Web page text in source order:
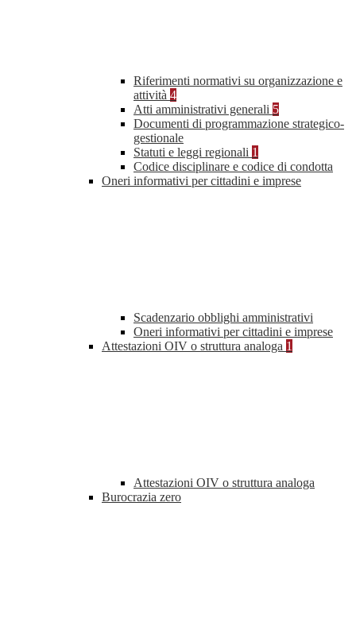
Riferimenti normativi su organizzazione e
attività 4
Atti amministrativi generali 5
Documenti di programmazione strategico-
gestionale
Statuti e leggi regionali 1
Codice disciplinare e codice di condotta
Oneri informativi per cittadini e imprese
Scadenzario obblighi amministrativi
Oneri informativi per cittadini e imprese
Attestazioni OIV o struttura analoga 1
Attestazioni OIV o struttura analoga
Burocrazia zero